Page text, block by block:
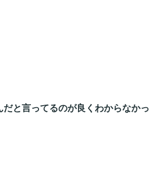
と言ってるのが良くわからなかっ